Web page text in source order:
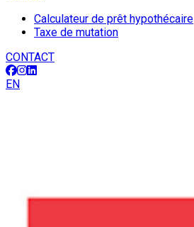
Calculateur de prêt hypothécaire
Taxe de mutation
CONTACT
EN